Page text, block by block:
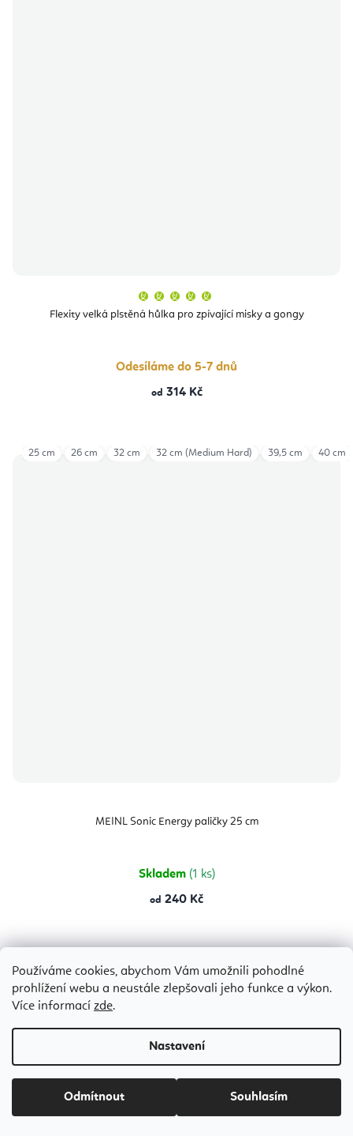
Používáme cookies, abychom Vám umožnili pohodlné
prohlížení webu a neustále zlepšovali jeho funkce a výkon.
Více informací zde.
Nastavení
Odmítnout Souhlasím
Flexity velká plstěná hůlka pro zpívající misky a gongy
produktu
je
hvězdiček.
Odesíláme do 5-7 dnů
od 314 Kč
MEINL Sonic Energy paličky 25 cm
Skladem (1 ks)
od 240 Kč
25 cm 26 cm 32 cm 32 cm (Medium Hard) 39,5 cm 40 cm